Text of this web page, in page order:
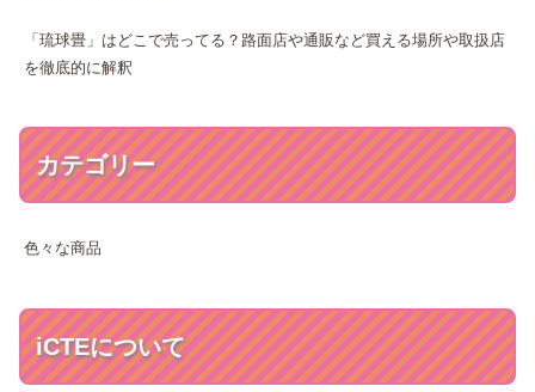
「琉球畳」はどこで売ってる？路面店や通販など買える場所や取扱店
を徹底的に解釈
カテゴリー
色々な商品
iCTEについて